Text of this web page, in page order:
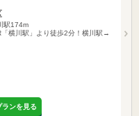
駅174m
横川駅」より徒歩2分！横川駅→
ンを見る